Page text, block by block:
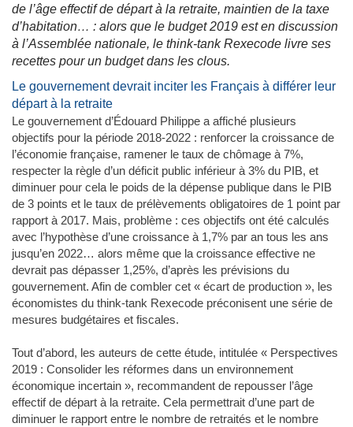
de l’âge effectif de départ à la retraite, maintien de la taxe
d’habitation… : alors que le budget 2019 est en discussion
à l’Assemblée nationale, le think-tank Rexecode livre ses
recettes pour un budget dans les clous.
Le gouvernement devrait inciter les Français à différer leur
départ à la retraite
Le gouvernement d’Édouard Philippe a affiché plusieurs
objectifs pour la période 2018-2022 : renforcer la croissance de
l’économie française, ramener le taux de chômage à 7%,
respecter la règle d’un déficit public inférieur à 3% du PIB, et
diminuer pour cela le poids de la dépense publique dans le PIB
de 3 points et le taux de prélèvements obligatoires de 1 point par
rapport à 2017. Mais, problème : ces objectifs ont été calculés
avec l’hypothèse d’une croissance à 1,7% par an tous les ans
jusqu’en 2022… alors même que la croissance effective ne
devrait pas dépasser 1,25%, d’après les prévisions du
gouvernement. Afin de combler cet « écart de production », les
économistes du think-tank Rexecode préconisent une série de
mesures budgétaires et fiscales.
Tout d’abord, les auteurs de cette étude, intitulée « Perspectives
2019 : Consolider les réformes dans un environnement
économique incertain », recommandent de repousser l’âge
effectif de départ à la retraite. Cela permettrait d’une part de
diminuer le rapport entre le nombre de retraités et le nombre